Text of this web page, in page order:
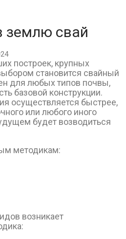
землю свай
построек, крупных
становится свайный
для любых типов почвы,
базовой конструкции.
осуществляется быстрее,
или любого иного
будет возводиться
методикам:
возникает